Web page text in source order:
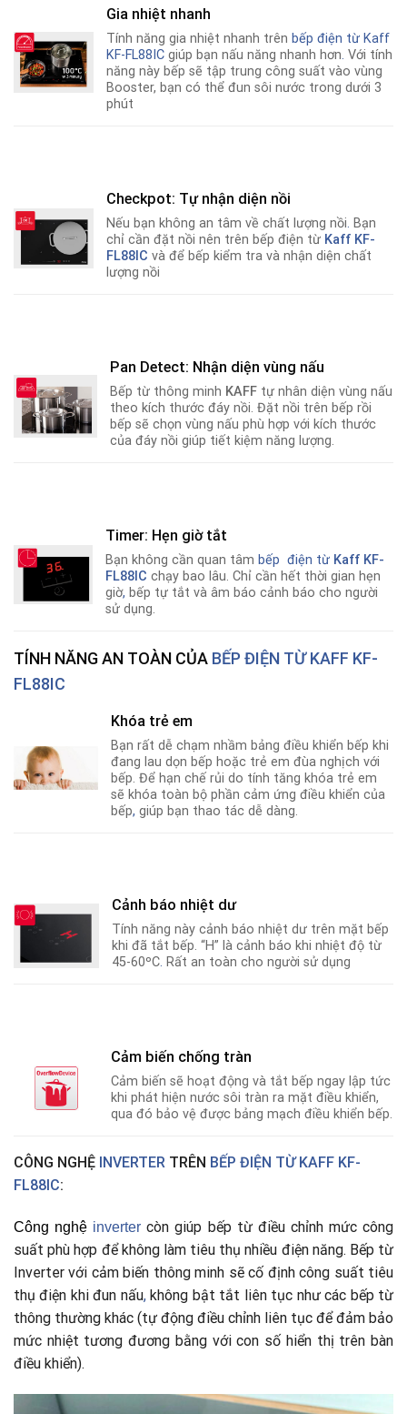
Gia nhiệt nhanh
Tính năng gia nhiệt nhanh trên bếp điện từ Kaff
KF-FL88IC giúp bạn nấu năng nhanh hơn. Với tính
năng này bếp sẽ tập trung công suất vào vùng
Booster, bạn có thể đun sôi nước trong dưới 3
phút
Checkpot: Tự nhận diện nồi
Nếu bạn không an tâm về chất lượng nồi. Bạn
chỉ cần đặt nồi nên trên bếp điện từ Kaff KF-
FL88IC và để bếp kiểm tra và nhận diện chất
lượng nồi
Pan Detect: Nhận diện vùng nấu
Bếp từ thông minh KAFF tự nhân diện vùng nấu
theo kích thước đáy nồi. Đặt nồi trên bếp rồi
bếp sẽ chọn vùng nấu phù hợp với kích thước
của đáy nồi giúp tiết kiệm năng lượng.
Timer: Hẹn giờ tắt
Bạn không cần quan tâm bếp điện từ Kaff KF-
FL88IC chạy bao lâu. Chỉ cần hết thời gian hẹn
giờ, bếp tự tắt và âm báo cảnh báo cho người
sử dụng.
TÍNH NĂNG AN TOÀN CỦA BẾP ĐIỆN TỪ KAFF KF-
FL88IC
Khóa trẻ em
Bạn rất dễ chạm nhầm bảng điều khiển bếp khi
đang lau dọn bếp hoặc trẻ em đùa nghịch với
bếp. Để hạn chế rủi do tính tăng khóa trẻ em
sẽ khóa toàn bộ phần cảm ứng điều khiển của
bếp, giúp bạn thao tác dễ dàng.
Cảnh báo nhiệt dư
Tính năng này cảnh báo nhiệt dư trên mặt bếp
khi đã tắt bếp. “H” là cảnh báo khi nhiệt độ từ
45-60ºC. Rất an toàn cho người sử dụng
Cảm biến chống tràn
Cảm biến sẽ hoạt động và tắt bếp ngay lập tức
khi phát hiện nước sôi tràn ra mặt điều khiển,
qua đó bảo vệ được bảng mạch điều khiển bếp.
CÔNG NGHỆ INVERTER TRÊN BẾP ĐIỆN TỪ KAFF KF-
FL88IC:
Công nghệ inverter còn giúp bếp từ điều chỉnh mức công
suất phù hợp để không làm tiêu thụ nhiều điện năng. Bếp từ
Inverter với cảm biến thông minh sẽ cố định công suất tiêu
thụ điện khi đun nấu,không bật tắt liên tục như các bếp từ
thông thường khác (tự động điều chỉnh liên tục để đảm bảo
mức nhiệt tương đương bằng với con số hiển thị trên bàn
điều khiển).